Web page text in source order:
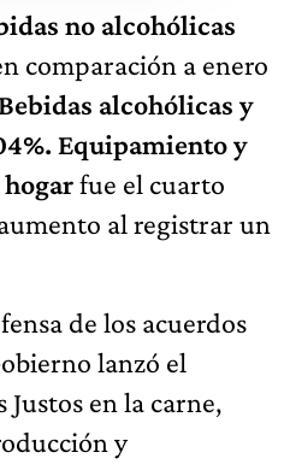
no alcohólicas
comparación a enero
Bebidas alcohólicas y
Equipamiento y
fue el cuarto
al registrar un
de los acuerdos
lanzó el
en la carne,
y